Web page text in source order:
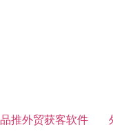
品推外贸获客软件